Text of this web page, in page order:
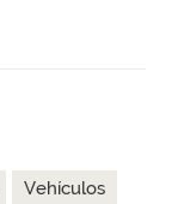
Vehículos